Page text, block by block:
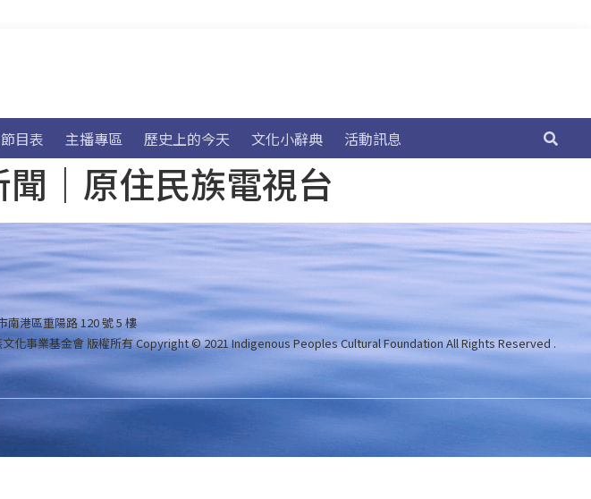
節目表 主播專區 歷史上的今天 文化小辭典 活動訊息
｜原住民族電視台
南港區重陽路 120 號 5 樓
化事業基金會 版權所有Copyright © 2021 Indigenous Peoples Cultural Foundation All Rights Reserved .